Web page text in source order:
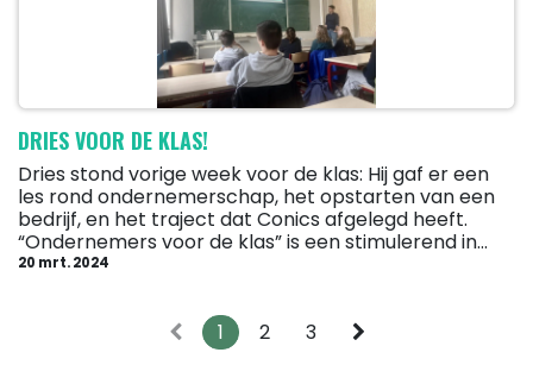
DRIES VOOR DE KLAS!
Dries stond vorige week voor de klas: Hij gaf er een
les rond ondernemerschap, het opstarten van een
bedrijf, en het traject dat Conics afgelegd heeft.
“Ondernemers voor de klas” is een stimulerend in...
20 mrt. 2024
1 2 3